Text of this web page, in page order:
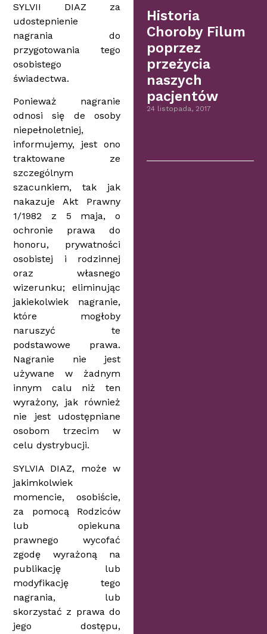
SYLVII DIAZ za
udostepnienie
nagrania do
przygotowania tego
osobistego
świadectwa.
Ponieważ nagranie
odnosi się de osoby
niepełnoletniej,
informujemy, jest ono
traktowane ze
szczególnym
szacunkiem, tak jak
nakazuje Akt Prawny
1/1982 z 5 maja, o
ochronie prawa do
honoru, prywatności
osobistej i rodzinnej
oraz własnego
wizerunku; eliminując
jakiekolwiek nagranie,
które mogłoby
naruszyć te
podstawowe prawa.
Nagranie nie jest
używane w żadnym
innym calu niż ten
wyrażony, jak również
nie jest udostępniane
osobom trzecim w
celu dystrybucji.
SYLVIA DIAZ, może w
jakimkolwiek
momencie, osobiście,
za pomocą Rodziców
lub opiekuna
prawnego wycofać
zgodę wyrażoną na
publikację lub
modyfikację tego
nagrania, lub
skorzystać z prawa do
jego dostępu,
Historia
Choroby Filum
poprzez
przeżycia
naszych
pacjentów
24 listopada, 2017